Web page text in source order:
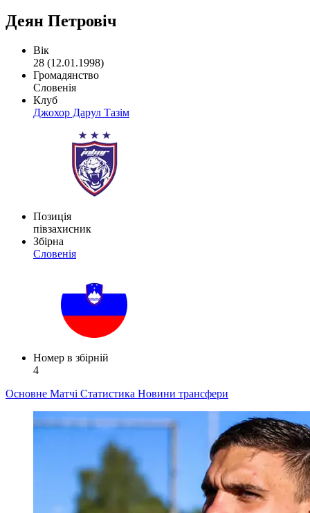
Деян Петровіч
Вік
28 (12.01.1998)
Громадянство
Словенія
Клуб
Джохор Дарул Тазім
Позиція
півзахисник
Збірна
Словенія
Номер в збірній
4
Основне Матчі Статистика Новини трансфери